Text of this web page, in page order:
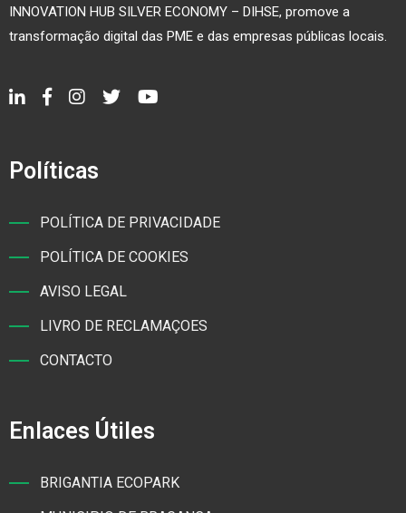
INNOVATION HUB SILVER ECONOMY – DIHSE, promove a
transformação digital das PME e das empresas públicas locais.
Políticas
POLÍTICA DE PRIVACIDADE
POLÍTICA DE COOKIES
AVISO LEGAL
LIVRO DE RECLAMAÇOES
CONTACTO
Enlaces Útiles
BRIGANTIA ECOPARK